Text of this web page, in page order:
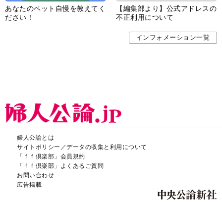
あなたのペット自慢を教えてく
ださい！
【編集部より】公式アドレスの
不正利用について
インフォメーション一覧
婦人公論とは
サイトポリシー／データの収集と利用について
「ｆｆ倶楽部」会員規約
「ｆｆ倶楽部」よくあるご質問
お問い合わせ
広告掲載